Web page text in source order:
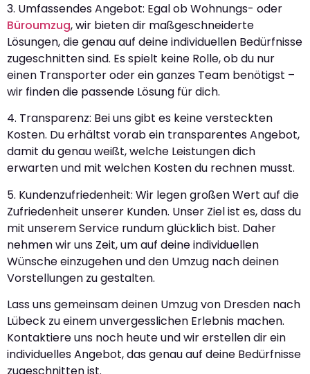
3. Umfassendes Angebot: Egal ob Wohnungs- oder
Büroumzug, wir bieten dir maßgeschneiderte
Lösungen, die genau auf deine individuellen Bedürfnisse
zugeschnitten sind. Es spielt keine Rolle, ob du nur
einen Transporter oder ein ganzes Team benötigst –
wir finden die passende Lösung für dich.
4. Transparenz: Bei uns gibt es keine versteckten
Kosten. Du erhältst vorab ein transparentes Angebot,
damit du genau weißt, welche Leistungen dich
erwarten und mit welchen Kosten du rechnen musst.
5. Kundenzufriedenheit: Wir legen großen Wert auf die
Zufriedenheit unserer Kunden. Unser Ziel ist es, dass du
mit unserem Service rundum glücklich bist. Daher
nehmen wir uns Zeit, um auf deine individuellen
Wünsche einzugehen und den Umzug nach deinen
Vorstellungen zu gestalten.
Lass uns gemeinsam deinen Umzug von Dresden nach
Lübeck zu einem unvergesslichen Erlebnis machen.
Kontaktiere uns noch heute und wir erstellen dir ein
individuelles Angebot, das genau auf deine Bedürfnisse